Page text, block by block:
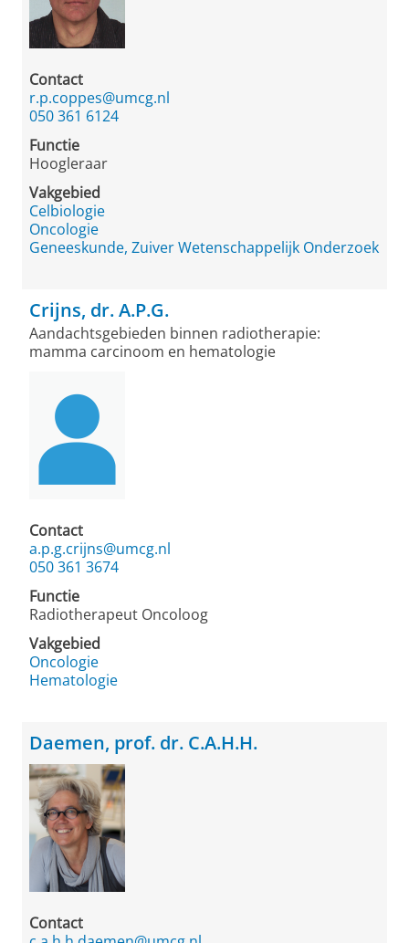
Contact
r.p.coppes@umcg.nl
050 361 6124
Functie
Hoogleraar
Vakgebied
Celbiologie
Oncologie
Geneeskunde, Zuiver Wetenschappelijk Onderzoek
Crijns, dr. A.P.G.
Aandachtsgebieden binnen radiotherapie:
mamma carcinoom en hematologie
Contact
a.p.g.crijns@umcg.nl
050 361 3674
Functie
Radiotherapeut Oncoloog
Vakgebied
Oncologie
Hematologie
Daemen, prof. dr. C.A.H.H.
Contact